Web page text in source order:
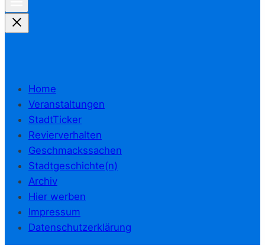
Home
Veranstaltungen
StadtTicker
Revierverhalten
Geschmackssachen
Stadtgeschichte(n)
Archiv
Hier werben
Impressum
Datenschutzerklärung